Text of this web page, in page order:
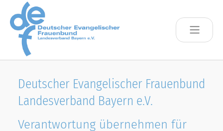
Skip to main content
Deutscher Evangelischer Frauenbund
Landesverband Bayern e.V.
Verantwortung übernehmen für